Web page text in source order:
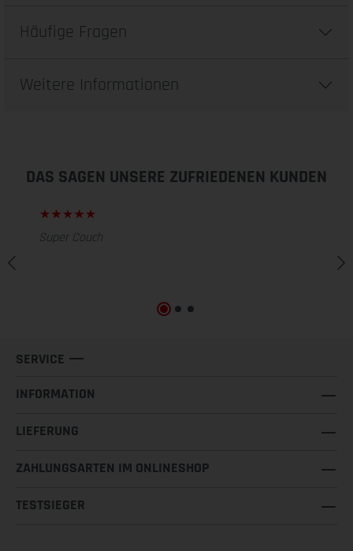
Häufige Fragen
Weitere Informationen
DAS SAGEN UNSERE ZUFRIEDENEN KUNDEN
Super Couch
SERVICE
INFORMATION
LIEFERUNG
ZAHLUNGSARTEN IM ONLINESHOP
TESTSIEGER